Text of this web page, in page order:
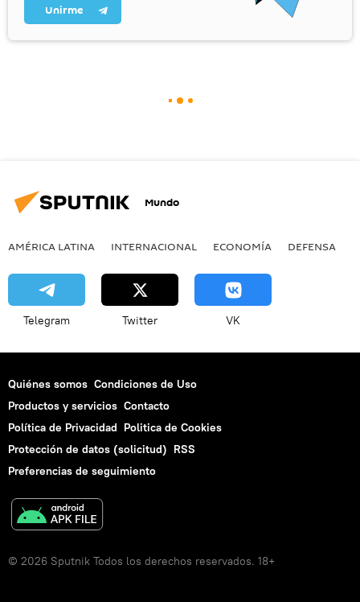
Unirme
Mundo
AMÉRICA LATINA INTERNACIONAL ECONOMÍA DEFENSA
Telegram Twitter VK
Quiénes somos Condiciones de Uso
Productos y servicios Contacto
Política de Privacidad Politica de Cookies
Protección de datos (solicitud) RSS
Preferencias de seguimiento
© 2026 Sputnik Todos los derechos reservados. 18+